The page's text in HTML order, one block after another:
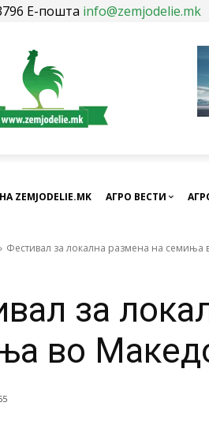
Е-пошта info@zemjodelie.mk
ZEMJODELIE.MK АГРО ВЕСТИ
Фестивал за локална размена на семиња
за
во